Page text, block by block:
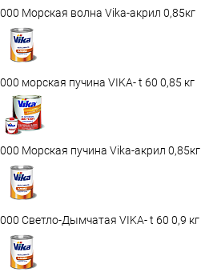
000 Морская волна Vika-акрил 0,85кг
000 морская пучина VIKA- t 60 0,85 кг
000 Морская пучина Vika-акрил 0,85кг
000 Светло-Дымчатая VIKA- t 60 0,9 кг